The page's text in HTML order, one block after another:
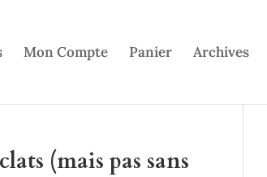
Mon Compte Panier Archives
(mais pas sans